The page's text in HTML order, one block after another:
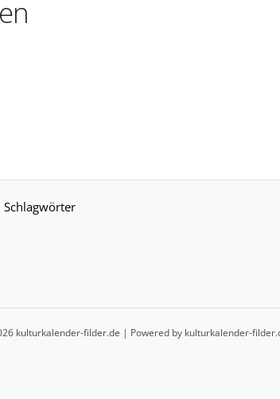
Schlagwörter
kulturkalender-filder.de | Powered by kulturkalender-